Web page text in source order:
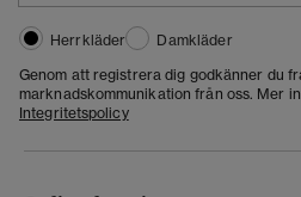
Herrkläder
Damkläder
Genom att registrera dig godkänner du
marknadskommunikation från oss. Mer
Integritetspolicy